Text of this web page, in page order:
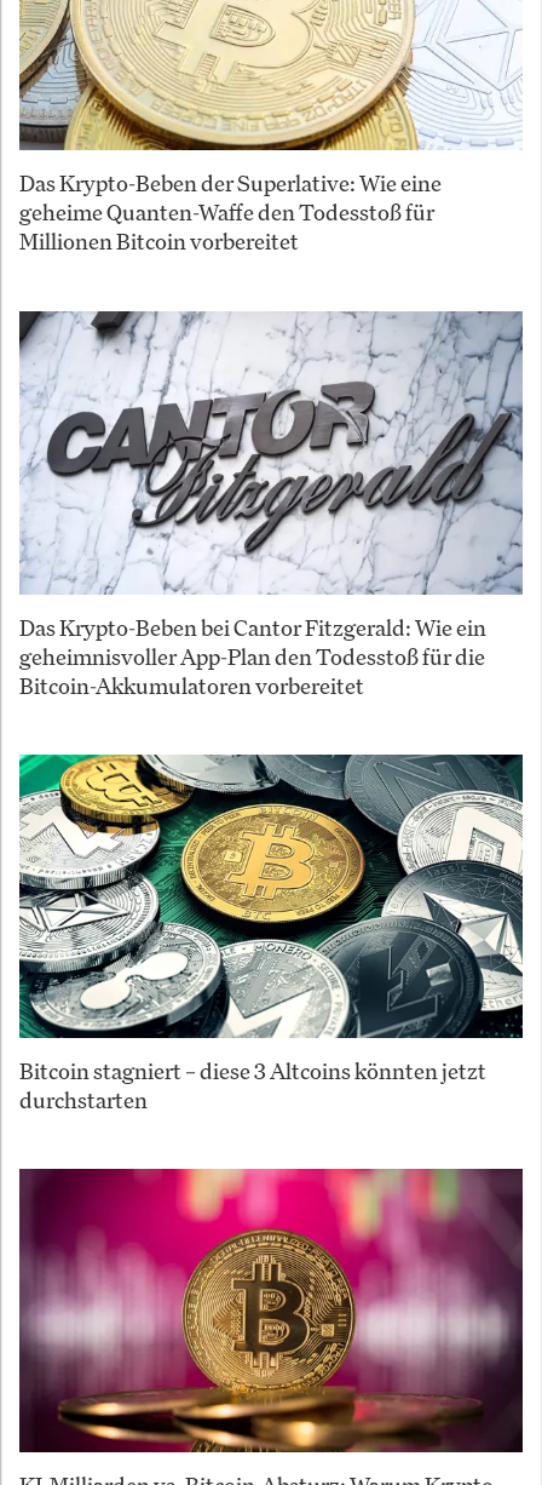
Das Krypto-Beben der Superlative: Wie eine
geheime Quanten-Waffe den Todesstoß für
Millionen Bitcoin vorbereitet
Das Krypto-Beben bei Cantor Fitzgerald: Wie ein
geheimnisvoller App-Plan den Todesstoß für die
Bitcoin-Akkumulatoren vorbereitet
Bitcoin stagniert – diese 3 Altcoins könnten jetzt
durchstarten